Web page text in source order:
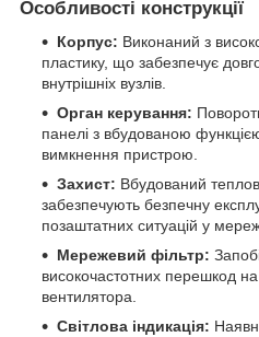
Особливості конструкції
Корпус: Виконаний з
пластику, що забезпечує
внутрішніх вузлів.
Орган керування:
панелі з вбудованою
вимкнення пристрою.
Захист: Вбудований
забезпечують безпечну
позаштатних ситуацій у
Мережевий фільтр:
високочастотних перешкод
вентилятора.
Світлова індикація: